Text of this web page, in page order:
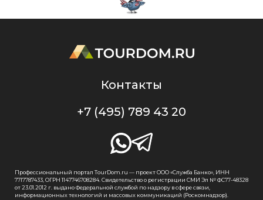
Контакты
+7 (495) 789 43 20
Профессиональный портал TourDom.ru — проект ООО «Служба Банко», ИНН
7717787433, ОГРН 1147746708284. Свидетельство о регистрации СМИ Эл № ФС77-48328
от 23.01.2012 г. выдано Федеральной службой по надзору в сфере связи,
информационных технологий и массовых коммуникаций (Роскомнадзор).